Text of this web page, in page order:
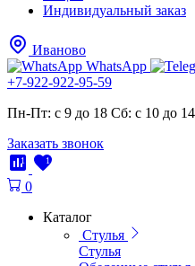
Индивидуальный заказ
Иваново
WhatsApp
+7-922-922-95-59
Пн-Пт: с 9 до 18 Cб: с 10 до 14
Заказать звонок
1 1
0
Каталог
Стулья
Стулья